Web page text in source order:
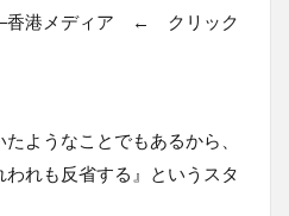
―香港メディア ← クリック
ようなことでもあるから、
れも反省する』というスタ